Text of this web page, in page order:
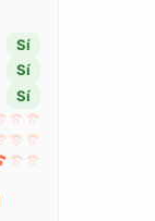
Sí
Sí
Sí